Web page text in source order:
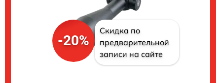
-20%
Скидка по
предварительной
записи на сайте